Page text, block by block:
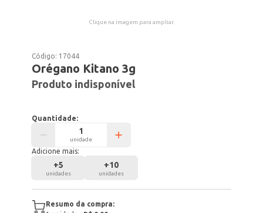
Clique na imagem para ampliar.
Código: 17044
Orégano Kitano 3g
Produto indisponível
Quantidade:
unidade
Adicione mais:
+5
unidades
+10
unidades
Resumo da compra: